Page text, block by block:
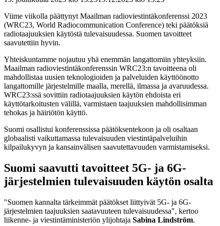
Viime viikolla päättynyt Maailman radioviestintäkonferenssi 2023
(WRC23, World Radiocommunication Conference) teki päätöksiä
radiotaajuuksien käytöstä tulevaisuudessa. Suomen tavoitteet
saavutettiin hyvin.
Yhteiskuntamme nojautuu yhä enemmän langattomiin yhteyksiin.
Maailman radioviestintäkonferenssin WRC23:n tavoitteena oli
mahdollistaa uusien teknologioiden ja palveluiden käyttöönotto
langattomille järjestelmille maalla, merellä, ilmassa ja avaruudessa.
WRC23:ssä sovittiin radiotaajuuksien käytön ehdoista eri
käyttötarkoitusten välillä, varmistaen taajuuksien mahdollisimman
tehokas ja häiriötön käyttö.
Suomi osallistui konferenssissa päätöksentekoon ja oli osaltaan
globaalisti vaikuttamassa tulevaisuuden viestintäpalveluihin
kilpailukyvyn ja kansainvälisen saavutettavuuden varmistamiseksi.
Suomi saavutti tavoitteet 5G- ja 6G-
järjestelmien tulevaisuuden käytön osalta
"Suomen kannalta tärkeimmät päätökset liittyivät 5G- ja 6G-
järjestelmien taajuuksien saatavuuteen tulevaisuudessa", kertoo
liikenne- ja viestintäministeriön ylijohtaja Sabina Lindström.